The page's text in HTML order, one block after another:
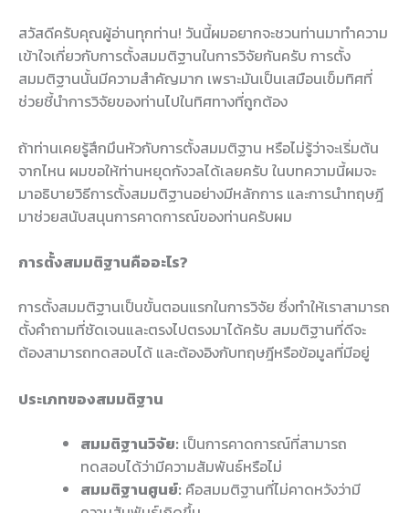
สวัสดีครับคุณผู้อ่านทุกท่าน! วันนี้ผมอยากจะชวนท่านมาทำความ
เข้าใจเกี่ยวกับการตั้งสมมติฐานในการวิจัยกันครับ การตั้ง
สมมติฐานนั้นมีความสำคัญมาก เพราะมันเป็นเสมือนเข็มทิศที่
ช่วยชี้นำการวิจัยของท่านไปในทิศทางที่ถูกต้อง
ถ้าท่านเคยรู้สึกมึนหัวกับการตั้งสมมติฐาน หรือไม่รู้ว่าจะเริ่มต้น
จากไหน ผมขอให้ท่านหยุดกังวลได้เลยครับ ในบทความนี้ผมจะ
มาอธิบายวิธีการตั้งสมมติฐานอย่างมีหลักการ และการนำทฤษฎี
มาช่วยสนับสนุนการคาดการณ์ของท่านครับผม
การตั้งสมมติฐานคืออะไร?
การตั้งสมมติฐานเป็นขั้นตอนแรกในการวิจัย ซึ่งทำให้เราสามารถ
ตั้งคำถามที่ชัดเจนและตรงไปตรงมาได้ครับ สมมติฐานที่ดีจะ
ต้องสามารถทดสอบได้ และต้องอิงกับทฤษฎีหรือข้อมูลที่มีอยู่
ประเภทของสมมติฐาน
สมมติฐานวิจัย: เป็นการคาดการณ์ที่สามารถ
ทดสอบได้ว่ามีความสัมพันธ์หรือไม่
สมมติฐานศูนย์: คือสมมติฐานที่ไม่คาดหวังว่ามี